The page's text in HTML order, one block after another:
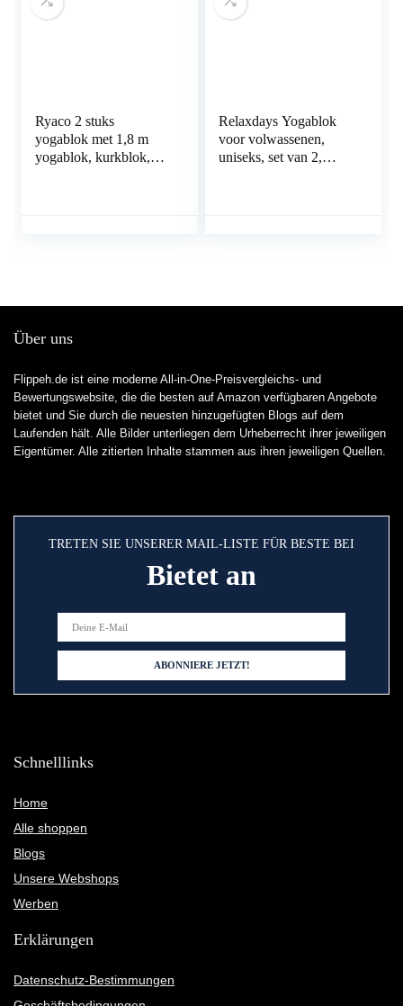
Ryaco 2 stuks
yogablok met 1,8 m
yogablok, kurkblok,
Relaxdays Yogablok
voor volwassenen,
uniseks, set van 2,
Über uns
Flippeh.de ist eine moderne All-in-One-Preisvergleichs- und
Bewertungswebsite, die die besten auf Amazon verfügbaren Angebote
bietet und Sie durch die neuesten hinzugefügten Blogs auf dem
Laufenden hält. Alle Bilder unterliegen dem Urheberrecht ihrer jeweiligen
Eigentümer. Alle zitierten Inhalte stammen aus ihren jeweiligen Quellen.
TRETEN SIE UNSERER MAIL-LISTE FÜR BESTE BEI
Bietet an
Schnelllinks
Home
Alle shoppen
Blogs
Unsere Webshops
Werben
Erklärungen
Datenschutz-Bestimmungen